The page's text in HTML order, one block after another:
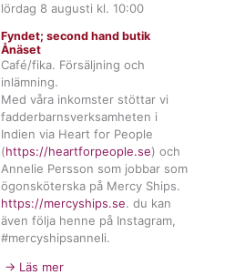
Vi förmedlar direkt till
Jag vill ge
lördag 8 augusti kl. 10:00
Fyndet; second hand butik
Ånäset
Café/fika. Försäljning och
inlämning.
Med våra inkomster stöttar vi
fadderbarnsverksamheten i
Indien via Heart for People
(https://heartforpeople.se) och
Annelie Persson som jobbar som
ögonsköterska på Mercy Ships.
https://mercyships.se. du kan
även följa henne på Instagram,
#mercyshipsanneli.
→ Läs mer